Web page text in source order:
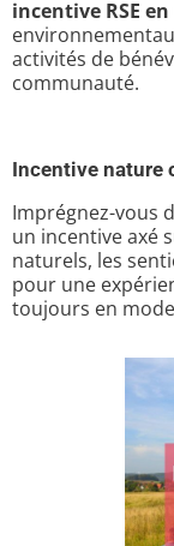
incentive RSE
activités de
communauté.
Incentive nature
Imprégnez-vous
un incentive axé
naturels, les
pour une
toujours en